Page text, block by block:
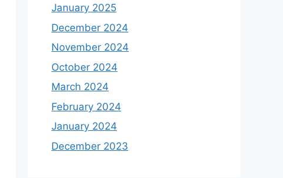
January 2025
December 2024
November 2024
October 2024
March 2024
February 2024
January 2024
December 2023